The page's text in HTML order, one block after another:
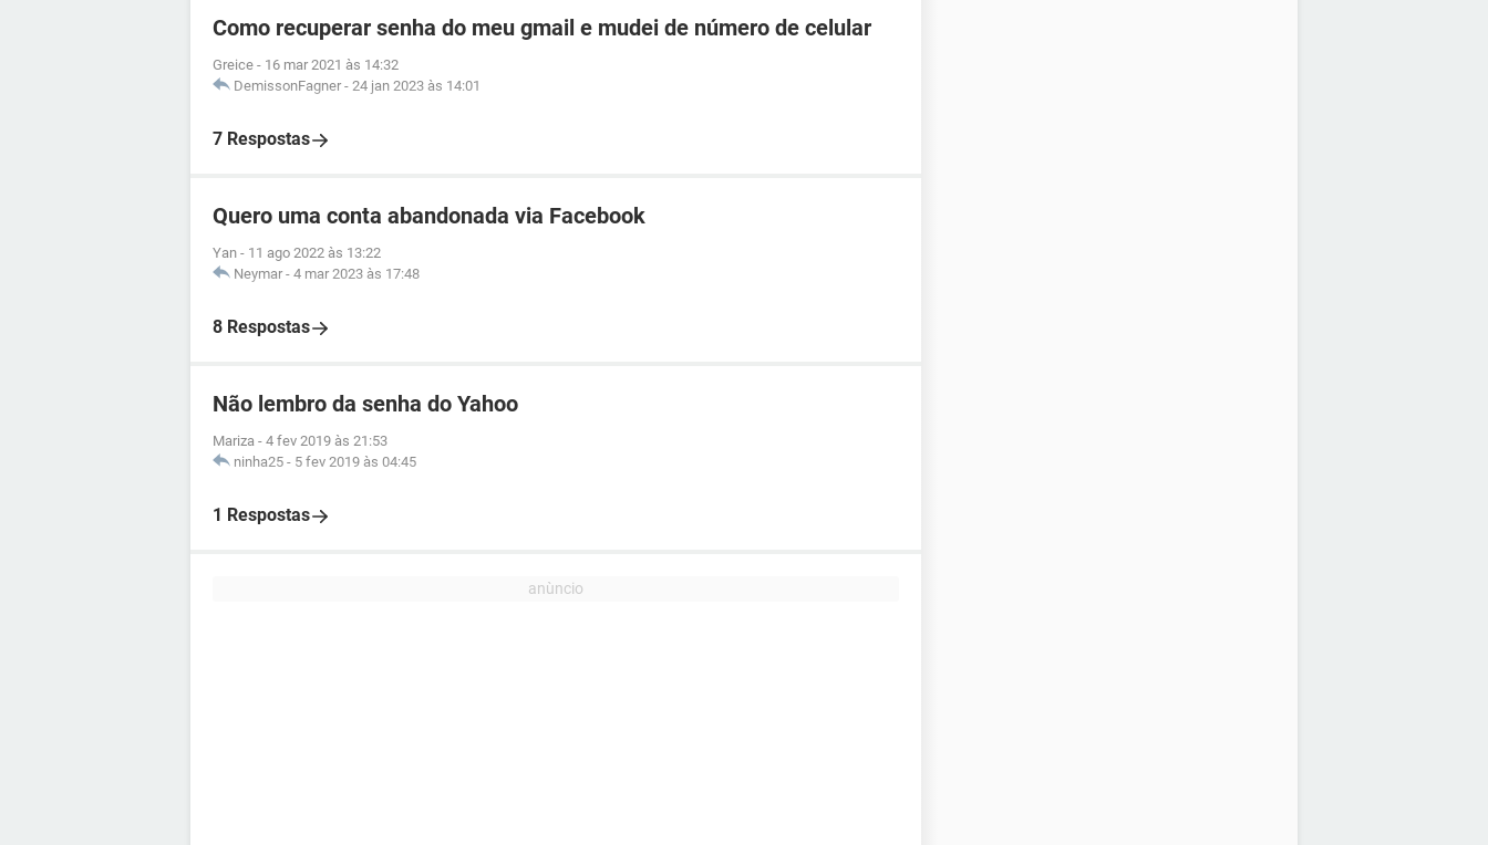
Como recuperar senha do meu gmail e mudei de número de celular
Greice - 16 mar 2021 às 14:32
DemissonFagner - 24 jan 2023 às 14:01
7 Respostas
Quero uma conta abandonada via Facebook
Yan - 11 ago 2022 às 13:22
Neymar - 4 mar 2023 às 17:48
8 Respostas
Não lembro da senha do Yahoo
Mariza - 4 fev 2019 às 21:53
ninha25 - 5 fev 2019 às 04:45
1 Respostas